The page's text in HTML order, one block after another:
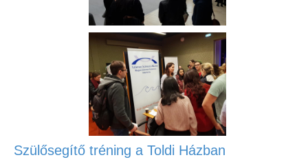
Szülősegítő tréning a Toldi Házban